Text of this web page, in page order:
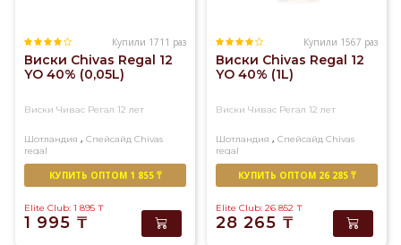
Купили 1711 раз
Виски Chivas Regal 12
YO 40% (0,05L)
Виски Чивас Регал 12 лет
Шотландия , Спейсайд Chivas
regal
Купажированный
КУПИТЬ ОПТОМ 1 855 ₸
Elite Club: 1 895 ₸
1 995 ₸
Купили 1567 раз
Виски Chivas Regal 12
YO 40% (1L)
Виски Чивас Регал 12 лет
Шотландия , Спейсайд Chivas
regal
Купажированный
КУПИТЬ ОПТОМ 26 285 ₸
Elite Club: 26 852 ₸
28 265 ₸